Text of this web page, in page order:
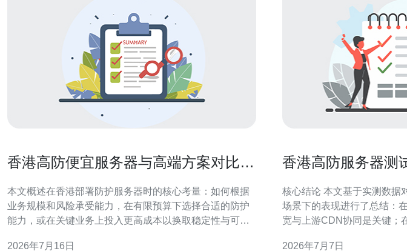
香港高防便宜服务器与高端方案对比
本文概述在香港部署防护服务器时的核心考量：如何根据
业务规模和风险承受能力，在有限预算下选择合适的防护
能力，或在关键业务上投入更高成本以换取稳定性与可用
2026年7月16日
香港高防服务器测
核心结论 本文基于实测数据对香港高防服务器在多种攻击
场景下的表现进行了总结：
宽与上游CDN协同是关键；
2026年7月7日